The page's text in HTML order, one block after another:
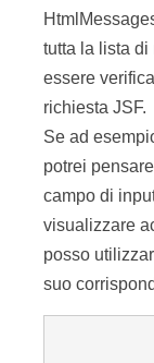
tutta la lista
essere
richiesta JSF.
Se ad
potrei
campo di
visualizzare
posso
suo